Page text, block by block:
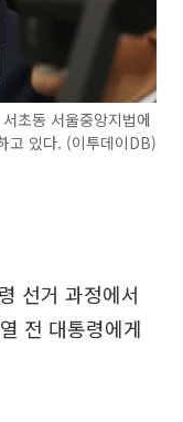
초동 서울중앙지법에
고 있다. (이투데이DB)
선거 과정에서
전 대통령에게